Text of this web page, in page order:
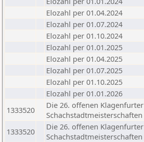
Elozahl per 01.04.2024
Elozahl per 01.07.2024
Elozahl per 01.10.2024
Elozahl per 01.01.2025
Elozahl per 01.04.2025
Elozahl per 01.07.2025
Elozahl per 01.10.2025
Elozahl per 01.01.2026
1333520
Die 26. offenen Klagenfurter
Schachstadtmeisterschaften
1333520
Die 26. offenen Klagenfurter
Schachstadtmeisterschaften